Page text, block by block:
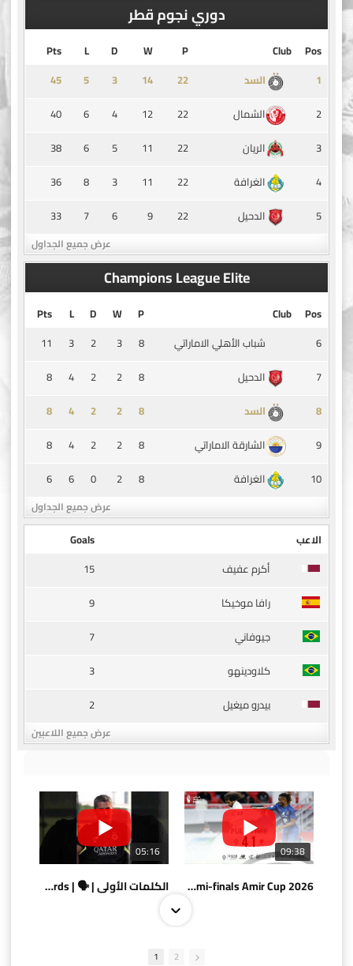
دوري نجوم قطر
Pos
Club
P
W
D
L
Pts
1
السد ‏22
14
3
5
45
2
الشمال 22
12
4
6
40
3
الريان 22
11
5
6
38
4
الغرافة 22
11
3
8
36
5
الدحيل 22
9
6
7
33
عرض جميع الجداول
Champions League Elite
Pos
Club
P
W
D
L
Pts
6
شباب الأهلي الاماراتي 8
3
2
3
11
7
الدحيل 8
2
2
4
8
8
السد 8
2
2
4
8
9
الشارقة الاماراتي 8
2
2
4
8
10
الغرافة 8
2
0
6
6
عرض جميع الجداول
الاعب
Goals
أكرم عفيف
15
رافا موخيكا
9
جيوفاني
7
كلاودينهو
3
بيدرو ميغيل
2
عرض جميع اللاعبين
05:16
الكلمات الأولى | 🗣 | First words
09:38
AlSadd 4/1 AlDuhail - Semi-finals Amir Cup 2026 #السد/ الدحيل
1 2